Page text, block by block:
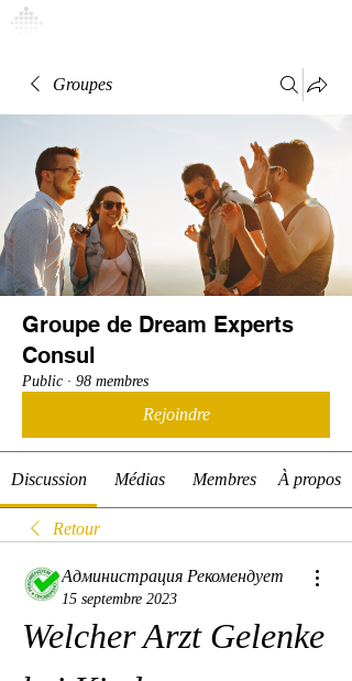
Groupes
Groupe de Dream Experts
Consul
Public · 98 membres
Rejoindre
Discussion Médias Membres À propos
Retour
Администрация Рекомендует
15 septembre 2023
Welcher Arzt Gelenke